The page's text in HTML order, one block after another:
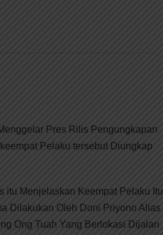
Pres Rilis Pengungkapan
Pelaku tersebut Diungkap
itu Menjelaskan Keempat Pelaku Itu
Dilakukan Oleh Doni Priyono Alias
Ong Tuah Yang Berlokasi Dijalan